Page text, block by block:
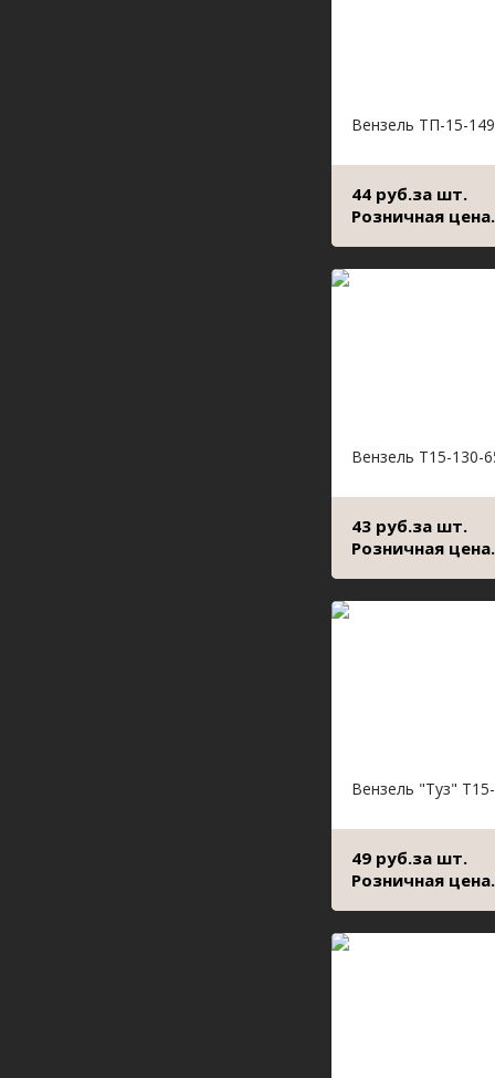
Вензель ТП-15-
44 руб.за шт.
Розничная цена.
Вензель Т15-130-
43 руб.за шт.
Розничная цена.
Вензель "Туз"
49 руб.за шт.
Розничная цена.